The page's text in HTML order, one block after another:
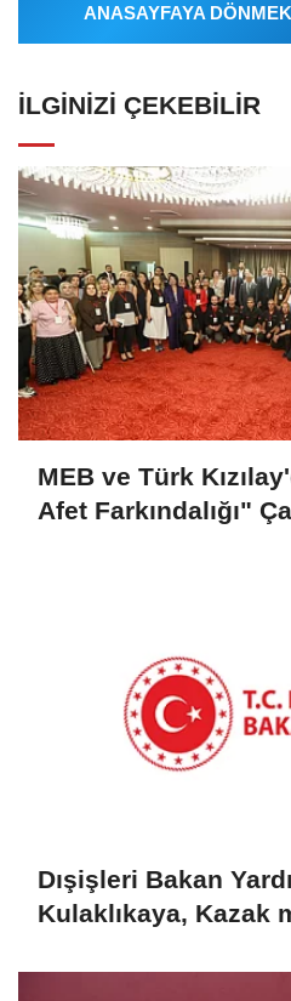
ANASAYFAYA
İLGINIZI ÇEKEBILIR
MEB ve Türk
Afet Farkındalığı"
Dışişleri Bakan
Kulaklıkaya, Kazak